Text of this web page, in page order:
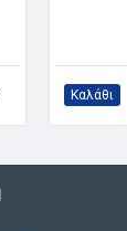
Καλάθι